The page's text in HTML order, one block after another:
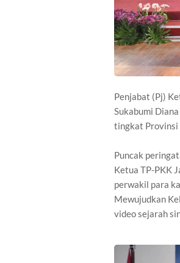
Penjabat (Pj)
Sukabumi
tingkat Provinsi
Puncak
Ketua TP-PKK
perwakil para
Mewujudkan
video sejarah